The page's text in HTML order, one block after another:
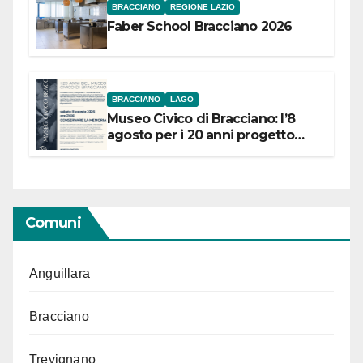
BRACCIANO REGIONE LAZIO
Faber School Bracciano 2026
BRACCIANO LAGO
Museo Civico di Bracciano: l’8
agosto per i 20 anni progetto
Comuni
Anguillara
Bracciano
Trevignano